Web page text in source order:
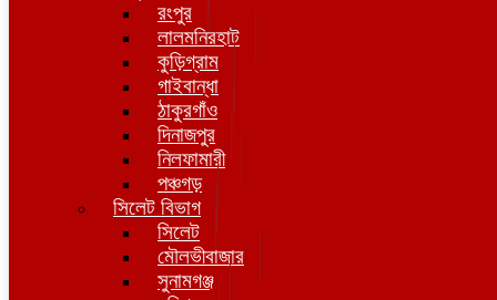
রংপুর
লালমনিরহাট
কুড়িগ্রাম
গাইবান্ধা
ঠাকুরগাঁও
দিনাজপুর
নিলফামারী
পঞ্চগড়
সিলেট বিভাগ
সিলেট
মৌলভীবাজার
সুনামগঞ্জ